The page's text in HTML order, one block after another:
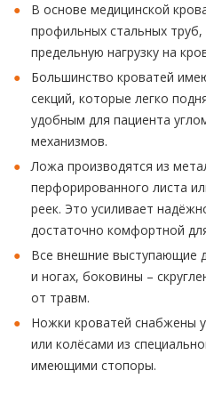
В основе медицинской
профильных стальных
предельную нагрузку на
Большинство кроватей
секций, которые легко
удобным для пациента
механизмов.
Ложа производятся из
перфорированного листа
реек. Это усиливает
достаточно комфортной
Все внешние выступающие
и ногах, боковины –
от травм.
Ножки кроватей снабжены
или колёсами из
имеющими стопоры.